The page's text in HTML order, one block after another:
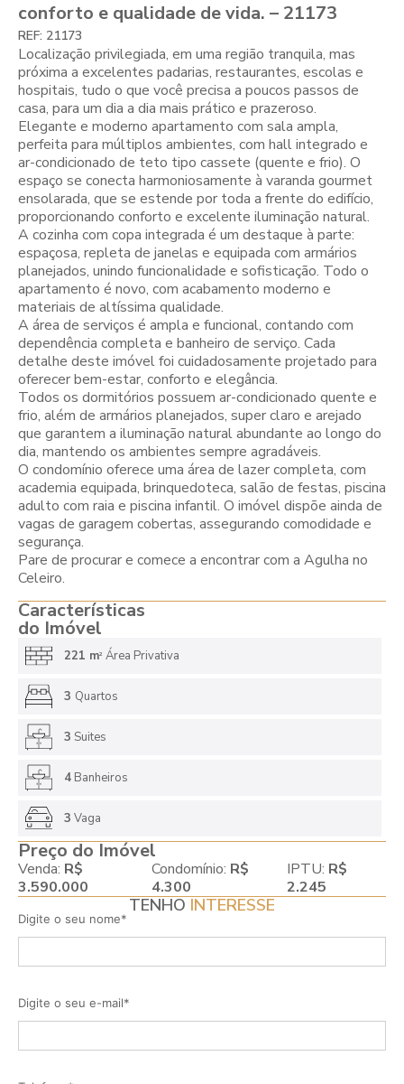
conforto e qualidade de vida. – 21173
REF: 21173
Localização privilegiada, em uma região tranquila, mas
próxima a excelentes padarias, restaurantes, escolas e
hospitais, tudo o que você precisa a poucos passos de
casa, para um dia a dia mais prático e prazeroso.
Elegante e moderno apartamento com sala ampla,
perfeita para múltiplos ambientes, com hall integrado e
ar-condicionado de teto tipo cassete (quente e frio). O
espaço se conecta harmoniosamente à varanda gourmet
ensolarada, que se estende por toda a frente do edifício,
proporcionando conforto e excelente iluminação natural.
A cozinha com copa integrada é um destaque à parte:
espaçosa, repleta de janelas e equipada com armários
planejados, unindo funcionalidade e sofisticação. Todo o
apartamento é novo, com acabamento moderno e
materiais de altíssima qualidade.
A área de serviços é ampla e funcional, contando com
dependência completa e banheiro de serviço. Cada
detalhe deste imóvel foi cuidadosamente projetado para
oferecer bem-estar, conforto e elegância.
Todos os dormitórios possuem ar-condicionado quente e
frio, além de armários planejados, super claro e arejado
que garantem a iluminação natural abundante ao longo do
dia, mantendo os ambientes sempre agradáveis.
O condomínio oferece uma área de lazer completa, com
academia equipada, brinquedoteca, salão de festas, piscina
adulto com raia e piscina infantil. O imóvel dispõe ainda de
vagas de garagem cobertas, assegurando comodidade e
segurança.
Pare de procurar e comece a encontrar com a Agulha no
Celeiro.
Características
do Imóvel
221 m2 Área Privativa
3 Quartos
3 Suites
4Banheiros
3 Vaga
Preço do Imóvel
Venda: R$
3.590.000
Condomínio: R$
4.300
IPTU: R$
2.245
TENHO INTERESSE
Digite o seu nome*
Digite o seu e-mail*